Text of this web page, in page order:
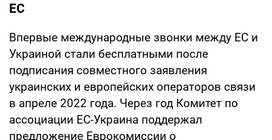
ЕС
Впервые международные звонки между ЕС и
Украиной стали бесплатными после
подписания совместного заявления
украинских и европейских операторов связи
в апреле 2022 года. Через год Комитет по
ассоциации ЕС-Украина поддержал
предложение Еврокомиссии о